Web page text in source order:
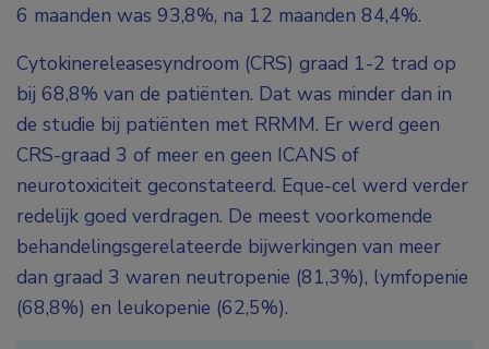
6 maanden was 93,8%, na 12 maanden 84,4%.
Cytokinereleasesyndroom (CRS) graad 1-2 trad op
bij 68,8% van de patiënten. Dat was minder dan in
de studie bij patiënten met RRMM. Er werd geen
CRS-graad 3 of meer en geen ICANS of
neurotoxiciteit geconstateerd. Eque-cel werd verder
redelijk goed verdragen. De meest voorkomende
behandelingsgerelateerde bijwerkingen van meer
dan graad 3 waren neutropenie (81,3%), lymfopenie
(68,8%) en leukopenie (62,5%).